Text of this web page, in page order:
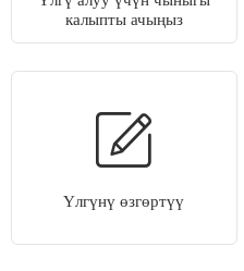
калыпты ачыңыз
Үлгүнү өзгөртүү